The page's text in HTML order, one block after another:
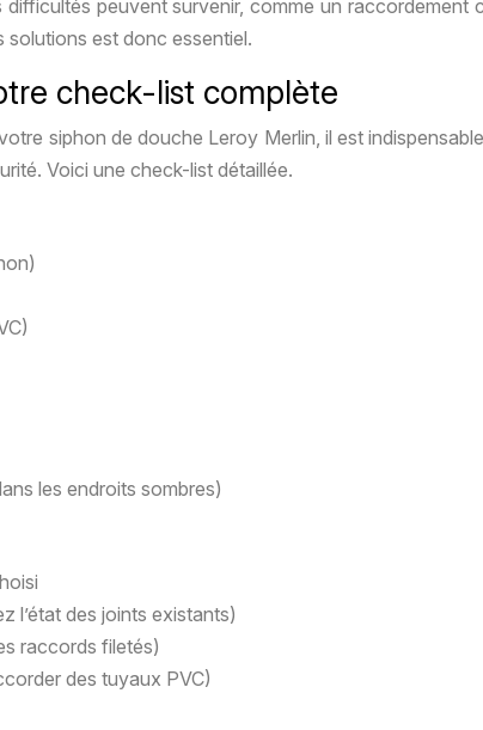
peuvent survenir, comme un
solutions est donc essentiel.
check-list complète
siphon de douche Leroy Merlin, il est
Voici une check-list détaillée.
les endroits sombres)
l’état des joints existants)
raccords filetés)
des tuyaux PVC)